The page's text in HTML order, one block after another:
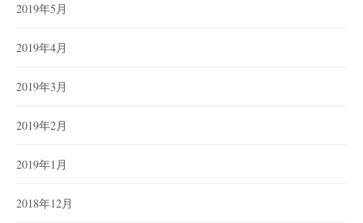
2019年5月
2019年4月
2019年3月
2019年2月
2019年1月
2018年12月